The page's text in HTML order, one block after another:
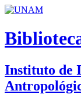
Instituto de